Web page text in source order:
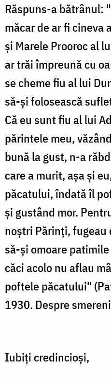
Răspuns-a bătrânul:
măcar de ar fi cineva
și Marele Prooroc al
ar trăi împreună cu
se cheme fiu al lui
să-și folosească
Că eu sunt fiu al lui
părintele meu,
bună la gust, n-a
care a murit, așa și
păcatului, îndată îl
și gustând mor.
noștri Părinți, fugeau
să-și omoare
căci acolo nu aflau
poftele păcatului"
1930. Despre
Iubiți credincioși,